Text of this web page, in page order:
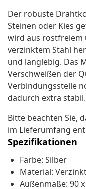
Der robuste
Steinen oder Kies
wird aus rostfreiem
verzinktem Stahl
und langlebig. Das
Verschweißen der
Verbindungsstelle
dadurch extra stabil.
Bitte beachten Sie,
im Lieferumfang
Spezifikationen
Farbe: Silber
Material:
Außenmaße: 90